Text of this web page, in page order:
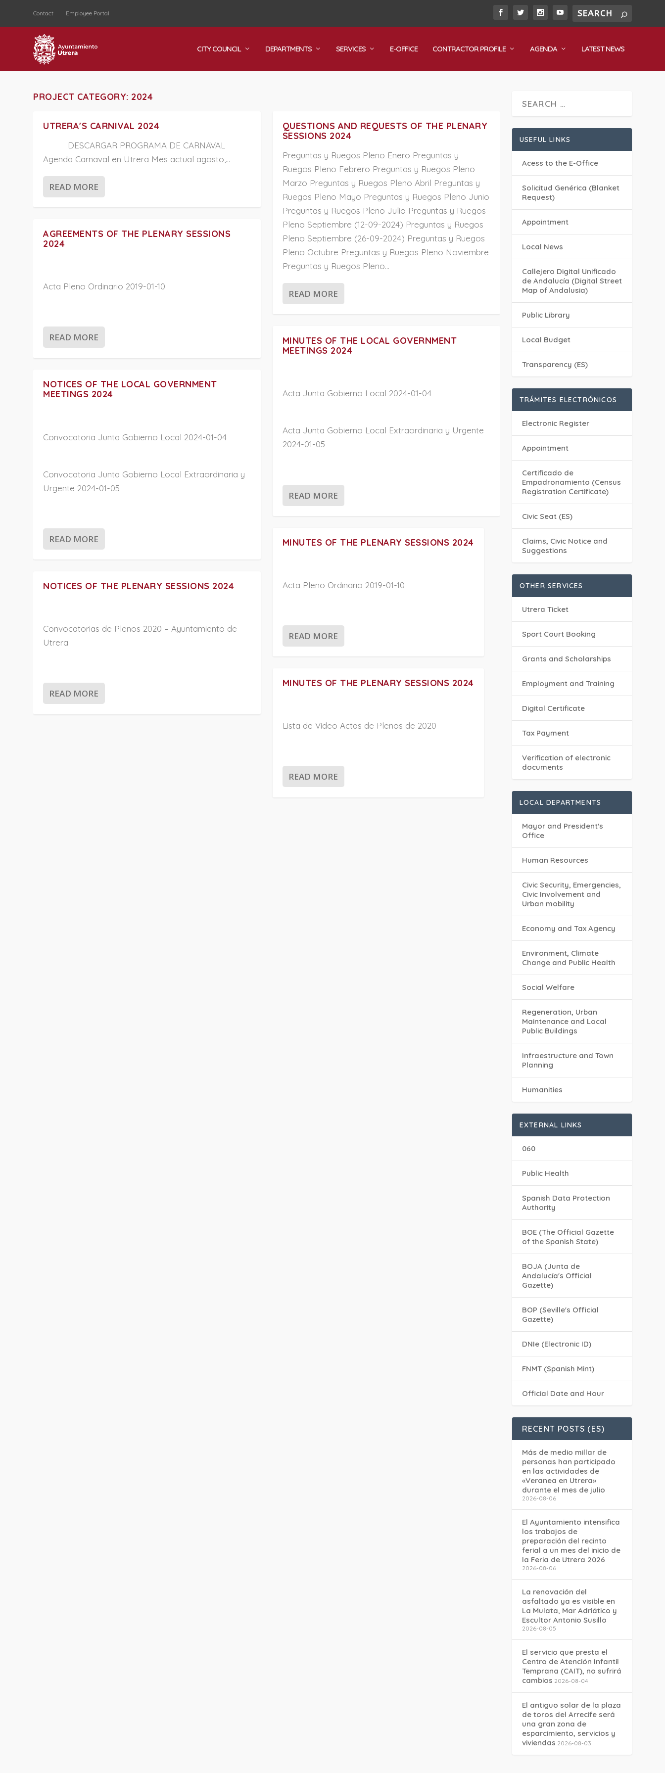
Contact Employee Portal
CITY COUNCIL DEPARTMENTS SERVICES E-OFFICE CONTRACTOR PROFILE AGENDA LATEST NEWS
PROJECT CATEGORY: 2024
UTRERA'S CARNIVAL 2024
DESCARGAR PROGRAMA DE CARNAVAL
Agenda Carnaval en Utrera Mes actual agosto,...
READ MORE
AGREEMENTS OF THE PLENARY SESSIONS
2024
Acta Pleno Ordinario 2019-01-10
READ MORE
NOTICES OF THE LOCAL GOVERNMENT
MEETINGS 2024
Convocatoria Junta Gobierno Local 2024-01-04
Convocatoria Junta Gobierno Local Extraordinaria y
Urgente 2024-01-05
READ MORE
NOTICES OF THE PLENARY SESSIONS 2024
Convocatorias de Plenos 2020 – Ayuntamiento de
Utrera
READ MORE
QUESTIONS AND REQUESTS OF THE PLENARY
SESSIONS 2024
Preguntas y Ruegos Pleno Enero Preguntas y
Ruegos Pleno Febrero Preguntas y Ruegos Pleno
Marzo Preguntas y Ruegos Pleno Abril Preguntas y
Ruegos Pleno Mayo Preguntas y Ruegos Pleno Junio
Preguntas y Ruegos Pleno Julio Preguntas y Ruegos
Pleno Septiembre (12-09-2024) Preguntas y Ruegos
Pleno Septiembre (26-09-2024) Preguntas y Ruegos
Pleno Octubre Preguntas y Ruegos Pleno Noviembre
Preguntas y Ruegos Pleno...
READ MORE
MINUTES OF THE LOCAL GOVERNMENT
MEETINGS 2024
Acta Junta Gobierno Local 2024-01-04
Acta Junta Gobierno Local Extraordinaria y Urgente
2024-01-05
READ MORE
MINUTES OF THE PLENARY SESSIONS 2024
Acta Pleno Ordinario 2019-01-10
READ MORE
MINUTES OF THE PLENARY SESSIONS 2024
Lista de Video Actas de Plenos de 2020
READ MORE
USEFUL LINKS
Acess to the E-Office
Solicitud Genérica (Blanket
Request)
Appointment
Local News
Callejero Digital Unificado
de Andalucía (Digital Street
Map of Andalusia)
Public Library
Local Budget
Transparency (ES)
TRÁMITES ELECTRÓNICOS
Electronic Register
Appointment
Certificado de
Empadronamiento (Census
Registration Certificate)
Civic Seat (ES)
Claims, Civic Notice and
Suggestions
OTHER SERVICES
Utrera Ticket
Sport Court Booking
Grants and Scholarships
Employment and Training
Digital Certificate
Tax Payment
Verification of electronic
documents
LOCAL DEPARTMENTS
Mayor and President's
Office
Human Resources
Civic Security, Emergencies,
Civic Involvement and
Urban mobility
Economy and Tax Agency
Environment, Climate
Change and Public Health
Social Welfare
Regeneration, Urban
Maintenance and Local
Public Buildings
Infraestructure and Town
Planning
Humanities
EXTERNAL LINKS
060
Public Health
Spanish Data Protection
Authority
BOE (The Official Gazette
of the Spanish State)
BOJA (Junta de
Andalucía's Official
Gazette)
BOP (Seville's Official
Gazette)
DNIe (Electronic ID)
FNMT (Spanish Mint)
Official Date and Hour
RECENT POSTS (ES)
Más de medio millar de
personas han participado
en las actividades de
«Veranea en Utrera»
durante el mes de julio
2026-08-06
El Ayuntamiento intensifica
los trabajos de
preparación del recinto
ferial a un mes del inicio de
la Feria de Utrera 2026
2026-08-06
La renovación del
asfaltado ya es visible en
La Mulata, Mar Adriático y
Escultor Antonio Susillo
2026-08-05
El servicio que presta el
Centro de Atención Infantil
Temprana (CAIT), no sufrirá
cambios 2026-08-04
El antiguo solar de la plaza
de toros del Arrecife será
una gran zona de
esparcimiento, servicios y
viviendas 2026-08-03